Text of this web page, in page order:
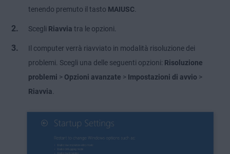
tenendo premuto il tasto MAIUSC.
Scegli Riavvia tra le opzioni.
Il computer verrà riavviato in modalità risoluzione dei
problemi. Scegli una delle seguenti opzioni: Risoluzione
problemi > Opzioni avanzate > Impostazioni di avvio >
Riavvia.